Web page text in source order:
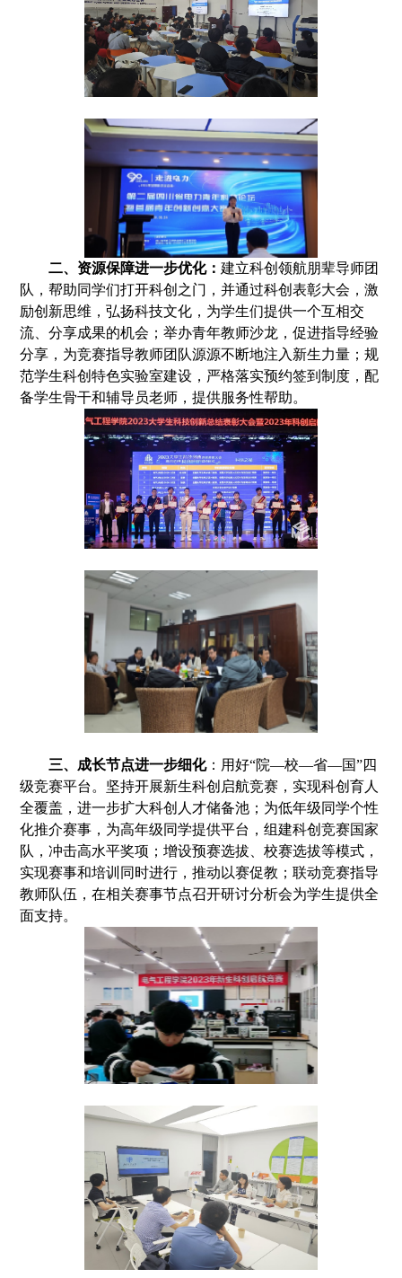
二、 资源保障进一步优化：建立科创领航朋辈导师团
队，帮助同学们打开科创之门，并通过科创表彰大会，激
励创新思维，弘扬科技文化， 为学生们提供一个互相交
流、分享成果的机会；举办青年教师沙龙 ，促进指导经验
分享，为竞赛指导教师团队源源不断地注入新生力量 ；规
范学生科创特色实验室建设，严格落实预约签到制度，配
备学生骨干和辅导员老师，提供服务性帮助。
三、 成长节点进一步细化： 用好“院—校—省—国”四
级竞赛平台 。坚持开展新生科创启航竞赛， 实现科创育人
全覆盖 ，进一步扩大科创人才储备池 ； 为低年级同学个性
化推介赛事 ， 为高年级同学提供平台，组建科创竞赛国家
队，冲击高水平奖项 ；增设预赛选拔、校赛选拔等模式，
实现赛事和培训同时进行，推动 以赛促教 ；联动竞赛指导
教师队伍，在相关赛事节点召开研讨分析会为学生提供全
面支持。